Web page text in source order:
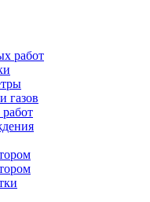
работ
газов